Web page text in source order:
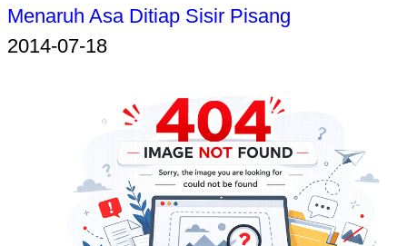
Menaruh Asa Ditiap Sisir Pisang
2014-07-18